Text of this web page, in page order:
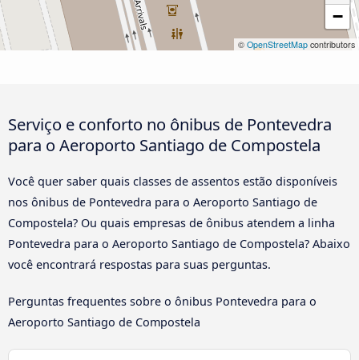
−
© OpenStreetMap contributors
Serviço e conforto no ônibus de Pontevedra
para o Aeroporto Santiago de Compostela
Você quer saber quais classes de assentos estão disponíveis
nos ônibus de Pontevedra para o Aeroporto Santiago de
Compostela? Ou quais empresas de ônibus atendem a linha
Pontevedra para o Aeroporto Santiago de Compostela? Abaixo
você encontrará respostas para suas perguntas.
Perguntas frequentes sobre o ônibus Pontevedra para o
Aeroporto Santiago de Compostela